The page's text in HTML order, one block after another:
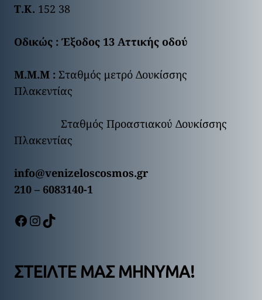
Τ.Κ. 152 38
Οδικώς : Έξοδος 13 Αττικής οδού
Μ.Μ.Μ : Σταθμός μετρό Δουκίσσης
Πλακεντίας
Σταθμός Προαστιακού Δουκίσσης
Πλακεντίας
info@venizeloscosmos.gr
210 – 6083140-1
https://www.facebook.com/Venizeloscosmos https://www.instagram.com/venizeloscosmos/ https://www.tiktok.com/@venizelos.cosmos
ΣΤΕΙΛΤΕ ΜΑΣ ΜΗΝΥΜΑ!